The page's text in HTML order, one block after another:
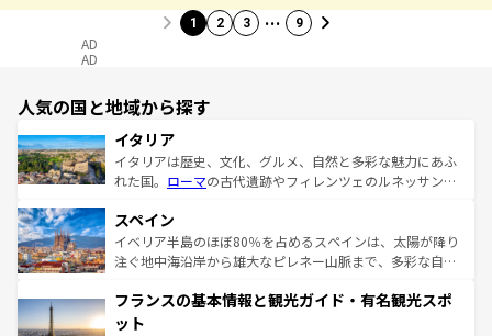
1 2 3 … 9
AD
AD
人気の国と地域から探す
イタリア
イタリアは歴史、文化、グルメ、自然と多彩な魅力にあふ
れた国。 ローマの古代遺跡やフィレンツェのルネッサンス
ろん、トスカーナの美しい田園風景やアマルフィ海岸の絶
景など、自然景観も見逃せない。観光の合間には、本場の
ピザやパスタなど、絶品のイタリア料理を堪能することも
ませてくれるイタリアで、忘れられない旅をしてみよう！
なお、新着のイタリア情報は
スペイン
イベリア半島のほぼ80％を占めるスペインは、太陽が降り
注ぐ地中海沿岸から雄大なピレネー山脈まで、多彩な自然
文化が根付くこの国では、情熱的なフラメンコ、熱気あふ
れる闘牛、そして美味しいタパスが生活の一部となってい
フランスの基本情報と観光ガイド・有名観光スポ
ット